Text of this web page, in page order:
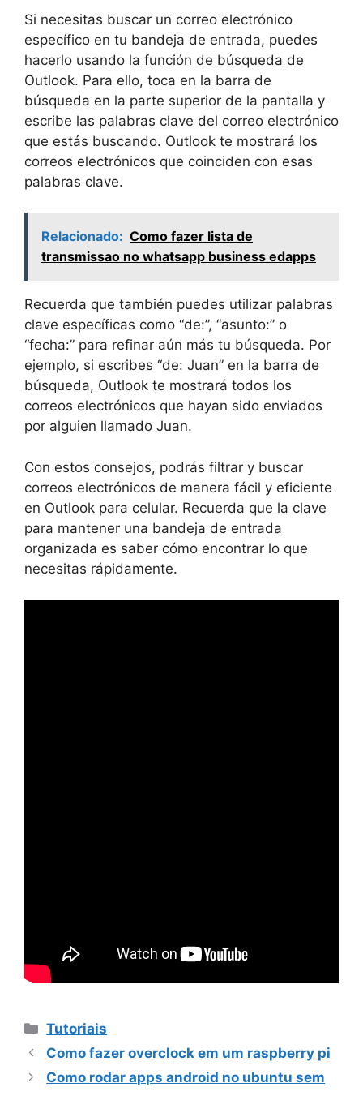
Si necesitas buscar un correo electrónico
específico en tu bandeja de entrada, puedes
hacerlo usando la función de búsqueda de
Outlook. Para ello, toca en la barra de
búsqueda en la parte superior de la pantalla y
escribe las palabras clave del correo electrónico
que estás buscando. Outlook te mostrará los
correos electrónicos que coinciden con esas
palabras clave.
Relacionado: Como fazer lista de
transmissao no whatsapp business edapps
Recuerda que también puedes utilizar palabras
clave específicas como “de:”, “asunto:” o
“fecha:” para refinar aún más tu búsqueda. Por
ejemplo, si escribes “de: Juan” en la barra de
búsqueda, Outlook te mostrará todos los
correos electrónicos que hayan sido enviados
por alguien llamado Juan.
Con estos consejos, podrás filtrar y buscar
correos electrónicos de manera fácil y eficiente
en Outlook para celular. Recuerda que la clave
para mantener una bandeja de entrada
organizada es saber cómo encontrar lo que
necesitas rápidamente.
Categorias
Tutoriais
Como fazer overclock em um raspberry pi
Como rodar apps android no ubuntu sem